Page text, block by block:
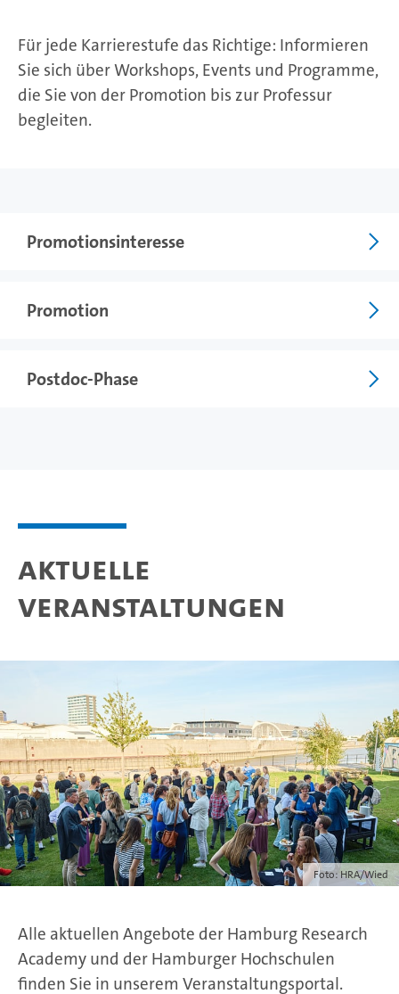
Für jede Karrierestufe das Richtige: Informieren
Sie sich über Workshops, Events und Programme,
die Sie von der Promotion bis zur Professur
begleiten.
Promotionsinteresse
Promotion
Postdoc-Phase
Aktuelle
Veranstaltungen
Foto: HRA/Wied
Alle aktuellen Angebote der Hamburg Research
Academy und der Hamburger Hochschulen
finden Sie in unserem Veranstaltungsportal.